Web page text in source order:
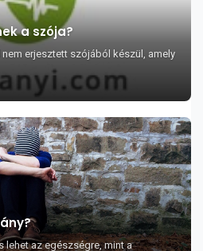
a szója?
erjesztett szójából készül, amely
lehet az egészségre, mint a